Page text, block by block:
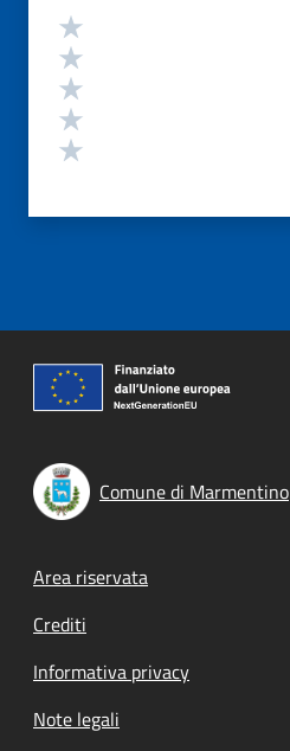
Valutazione
Comune di Marmentino
Footer menu
Area riservata
Crediti
Informativa privacy
Note legali